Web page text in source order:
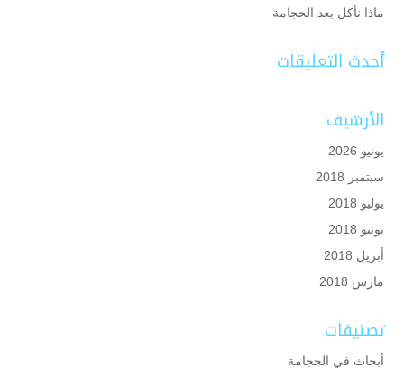
ماذا نأكل بعد الحجامة
أحدث التعليقات
الأرشيف
يونيو 2026
سبتمبر 2018
يوليو 2018
يونيو 2018
أبريل 2018
مارس 2018
تصنيفات
أبحاث في الحجامة